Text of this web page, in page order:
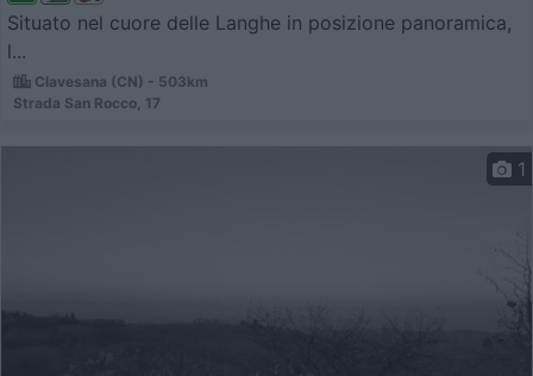
Situato nel cuore delle Langhe in posizione panoramica,
l...
Clavesana (CN) - 503km
Strada San Rocco, 17
1